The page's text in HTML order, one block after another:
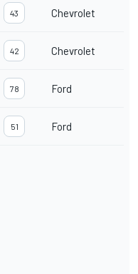
43 Chevrolet
42 Chevrolet
78 Ford
51 Ford